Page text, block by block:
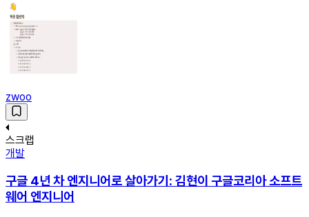
zwoo
스크랩
개발
구글 4년 차 엔지니어로 살아가기: 김현이 구글코리아 소프트
웨어 엔지니어